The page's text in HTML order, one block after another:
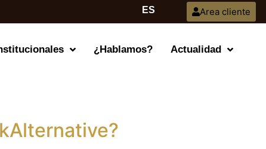
ES Area cliente
¿Hablamos? Actualidad